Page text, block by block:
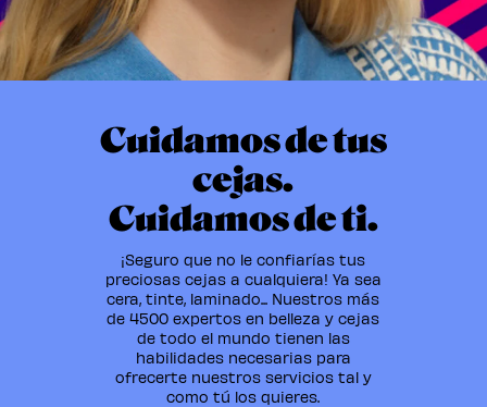
Cuidamos de tus
cejas.
Cuidamos de ti.
¡Seguro que no le confiarías tus
preciosas cejas a cualquiera! Ya sea
cera, tinte, laminado... Nuestros más
de 4500 expertos en belleza y cejas
de todo el mundo tienen las
habilidades necesarias para
ofrecerte nuestros servicios tal y
como tú los quieres.